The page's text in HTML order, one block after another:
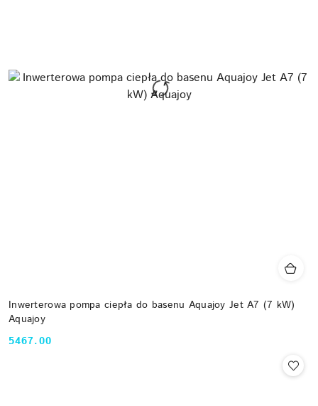
Inwerterowa pompa ciepła do basenu Aquajoy Jet A7 (7 kW)
Aquajoy
Cena:
5467.00